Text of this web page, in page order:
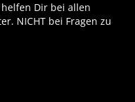
Dir bei allen
NICHT bei Fragen zu